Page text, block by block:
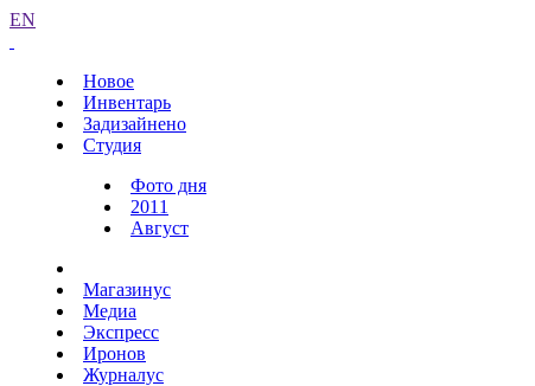
EN
Новое
Инвентарь
Задизайнено
Студия
Фото дня
2011
Август
Магазинус
Медиа
Экспресс
Иронов
Журналус